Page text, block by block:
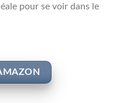
pour se voir dans le